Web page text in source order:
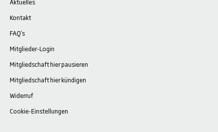
Kontakt
FAQ's
Mitglieder-Login
Mitgliedschaft hier pausieren
Mitgliedschaft hier kündigen
Widerruf
Cookie-Einstellungen